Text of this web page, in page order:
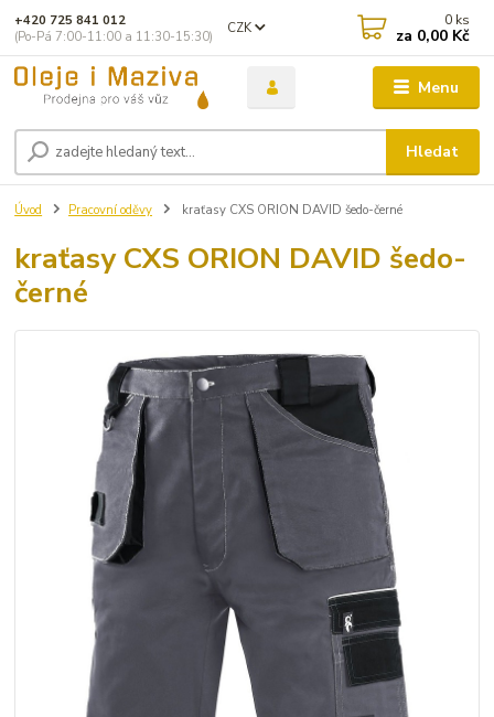
Menu
CZK
Hledat
+420 725 841 012
(Po-Pá 7:00-11:00 a 11:30-15:30)
0 ks
za 0,00 Kč
Úvod Pracovní oděvy kraťasy CXS ORION DAVID šedo-černé
kraťasy CXS ORION DAVID šedo-
černé